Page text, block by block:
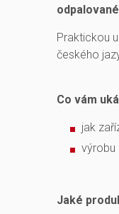
Praktickou
českého
Co vám
jak
výrobu
Jaké